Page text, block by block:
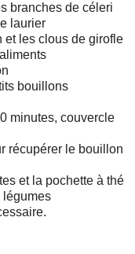
branches de céleri
laurier
et les clous de girofle
bouillons
minutes, couvercle
récupérer le bouillon
et la pochette à thé
légumes